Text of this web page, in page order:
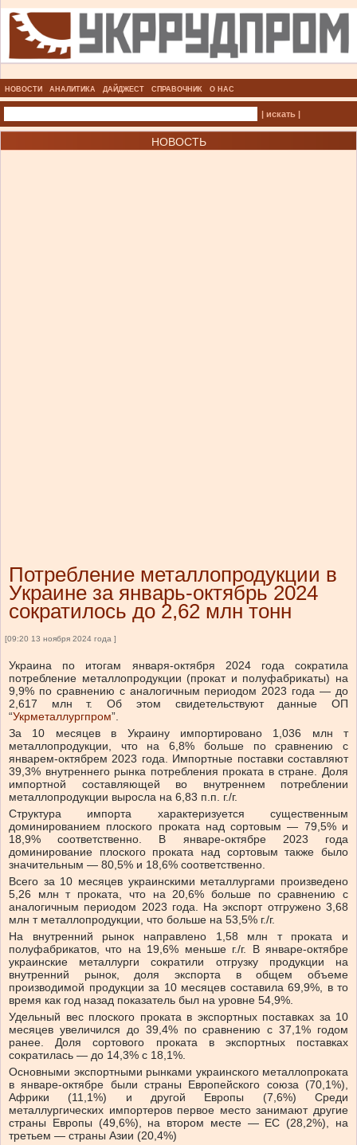
НОВОСТИ АНАЛИТИКА ДАЙДЖЕСТ СПРАВОЧНИК О НАС
| искать |
НОВОСТЬ
Потребление металлопродукции в
Украине за январь-октябрь 2024
сократилось до 2,62 млн тонн
[09:20 13 ноября 2024 года ]
Украина по итогам января-октября 2024 года сократила
потребление металлопродукции (прокат и полуфабрикаты) на
9,9% по сравнению с аналогичным периодом 2023 года — до
2,617 млн ​​т. Об этом свидетельствуют данные ОП
“Укрметаллургпром”.
За 10 месяцев в Украину импортировано 1,036 млн т
металлопродукции, что на 6,8% больше по сравнению с
январем-октябрем 2023 года. Импортные поставки составляют
39,3% внутреннего рынка потребления проката в стране. Доля
импортной составляющей во внутреннем потреблении
металлопродукции выросла на 6,83 п.п. г./г.
Структура импорта характеризуется существенным
доминированием плоского проката над сортовым — 79,5% и
18,9% соответственно. В январе-октябре 2023 года
доминирование плоского проката над сортовым также было
значительным — 80,5% и 18,6% соответственно.
Всего за 10 месяцев украинскими металлургами произведено
5,26 млн т проката, что на 20,6% больше по сравнению с
аналогичным периодом 2023 года. На экспорт отгружено 3,68
млн т металлопродукции, что больше на 53,5% г./г.
На внутренний рынок направлено 1,58 млн т проката и
полуфабрикатов, что на 19,6% меньше г./г. В январе-октябре
украинские металлурги сократили отгрузку продукции на
внутренний рынок, доля экспорта в общем объеме
производимой продукции за 10 месяцев составила 69,9%, в то
время как год назад показатель был на уровне 54,9%.
Удельный вес плоского проката в экспортных поставках за 10
месяцев увеличился до 39,4% по сравнению с 37,1% годом
ранее. Доля сортового проката в экспортных поставках
сократилась — до 14,3% с 18,1%.
Основными экспортными рынками украинского металлопроката
в январе-октябре были страны Европейского союза (70,1%),
Африки (11,1%) и другой Европы (7,6%) Среди
металлургических импортеров первое место занимают другие
страны Европы (49,6%), на втором месте — ЕС (28,2%), на
третьем — страны Азии (20,4%)